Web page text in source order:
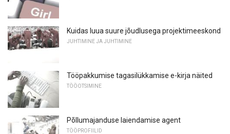
Kuidas luua suure jõudlusega projektimeeskond
JUHTIMINE JA JUHTIMINE
Tööpakkumise tagasilükkamise e-kirja näited
TÖÖOTSIMINE
Põllumajanduse laiendamise agent
TÖÖPROFIILID